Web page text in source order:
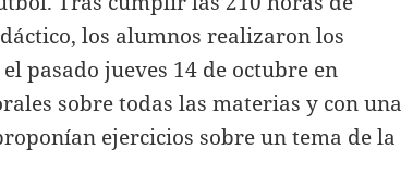
los alumnos realizaron los
pasado jueves 14 de octubre en
sobre todas las materias y con una
ejercicios sobre un tema de la